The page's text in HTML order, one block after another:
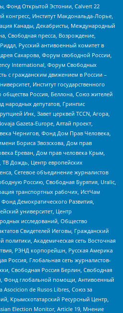
Фонд Открытой Эстонии, Calvert 22
конгресс, Институт Макдональда-Лорье,
Канады, Декабристы, Международный
Свободная пресса, Возрождение,
Русский антивоенный комитет в
Сахарова, Форум свободной России,
International, Форум Свободных
с гражданским движением в России –
Институт государственного
Россия, Беллона, Союз жителей
народных депутатов, Гринпис
Инк, Завет церквей TCCN, Агора,
Gazeta-Europe, Алтай проект,
Чернигов, Фонд Дом Прав Человека,
Бориса Звозскова, Дом прав
Ереван, Дом прав человека Крым,
ТВ Дождь, Центр европейских
Сетевое объединение журналистов
Россию, Свободная Бурятия, Uralic,
транспортных рабочих, ИстЧам
Демократического Развития,
университет, Центр
исследований, Общество
Свидетелей Иеговы, Гражданский
политики, Академическая сеть Восточная
РЭНД корпорейшн, Русская Америка
Россия, Глобальная сеть журналистов-
Свободная Россия Берлин, Свободная
Фонд глобальной помощи, Антивоенный
Asocicion de Rusos Libres, Союз за
Крымскотатарский Ресурсный Центр,
Election Monitor, Article 19, Мнение